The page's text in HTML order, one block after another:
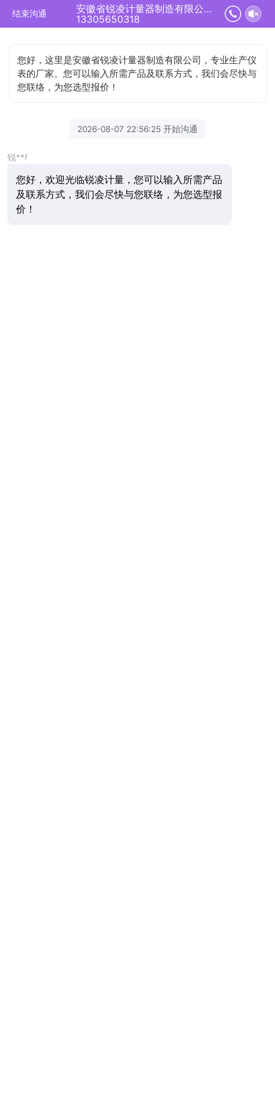
结束沟通
安徽省锐凌计量器制造有限公司正在为您服务
13305650318
您好，这里是安徽省锐凌计量器制造有限公司，专业生产仪
表的厂家。您可以输入所需产品及联系方式，我们会尽快与
您联络，为您选型报价！
2026-08-07 22:56:25 开始沟通
锐**f
您好，欢迎光临锐凌计量，您可以输入所需产品
及联系方式，我们会尽快与您联络，为您选型报
价！